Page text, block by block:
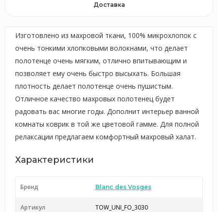
Доставка
Изготовлено из махровой ткани, 100% микрохлопок с
очень тонкими хлопковыми волокнами, что делает
полотенце очень мягким, отлично впитывающим и
позволяет ему очень быстро высыхать. Большая
плотность делает полотенце очень пушистым.
Отличное качество махровых полотенец будет
радовать вас многие годы. Дополнит интерьер ванной
комнаты коврик в той же цветовой гамме. Для полной
релаксации предлагаем комфортный махровый халат.
Характеристики
Бренд Blanc des Vosges
Артикул TOW_UNI_FO_3030